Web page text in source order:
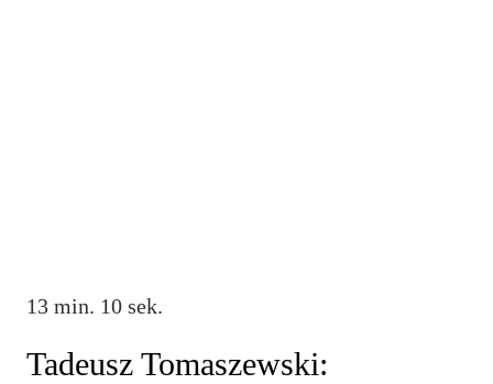
13 min. 10 sek.
Tadeusz Tomaszewski: